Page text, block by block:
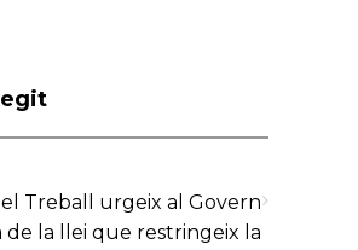
Treball urgeix al Govern
de la llei que restringeix la